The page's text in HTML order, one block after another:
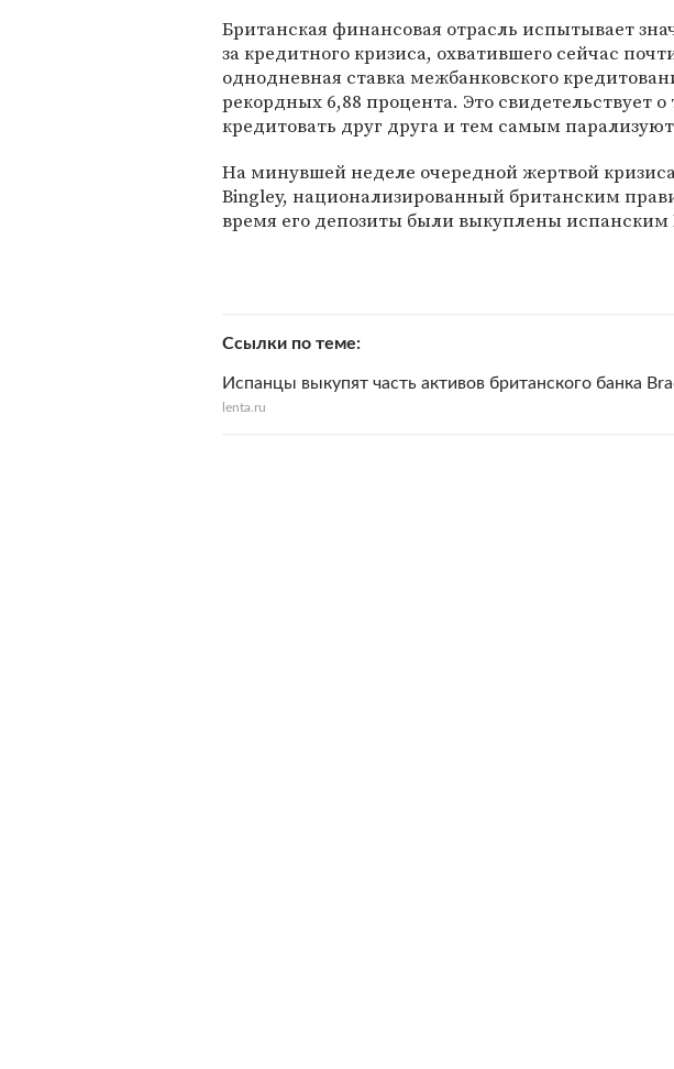
Британская финансовая отрасль испытывает
за кредитного кризиса, охватившего сейчас
однодневная ставка межбанковского
рекордных 6,88 процента. Это свидетельствует
кредитовать друг друга и тем самым
На минувшей неделе очередной жертвой
Bingley, национализированный британским
время его депозиты были выкуплены испанским
Ссылки по теме
Испанцы выкупят часть активов британского банка
lenta.ru